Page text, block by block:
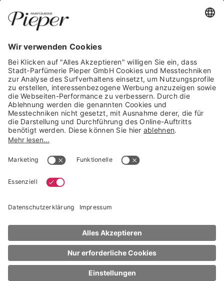
Lippenmakeup
Pure Color Whipped Matte
9 ml
Trusted Shops Mitglied seit 2010
* unverbindliche Preisempfehlung der Verbundgruppe beauty alliance
NACH OBEN